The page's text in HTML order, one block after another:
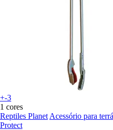
+-3
1 cores
Reptiles Planet Acessório para
Protect